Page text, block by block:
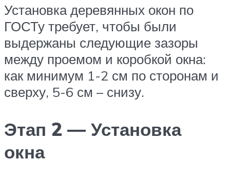
Установка деревянных окон по
ГОСТу требует, чтобы были
выдержаны следующие зазоры
между проемом и коробкой окна:
как минимум 1-2 см по сторонам и
сверху, 5-6 см – снизу.
Этап 2 — Установка
окна